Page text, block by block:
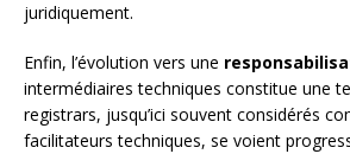
juridiquement.
Enfin, l’évolution vers une
intermédiaires techniques constitue une
registrars, jusqu’ici souvent considérés
facilitateurs techniques, se voient